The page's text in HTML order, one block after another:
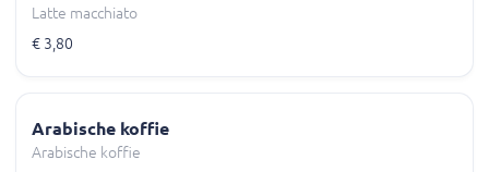
Latte macchiato
€ 3,80
Arabische koffie
Arabische koffie